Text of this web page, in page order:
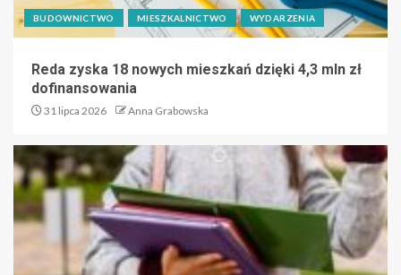
BUDOWNICTWO MIESZKALNICTWO WYDARZENIA
Reda zyska 18 nowych mieszkań dzięki 4,3 mln zł
dofinansowania
31 lipca 2026 Anna Grabowska